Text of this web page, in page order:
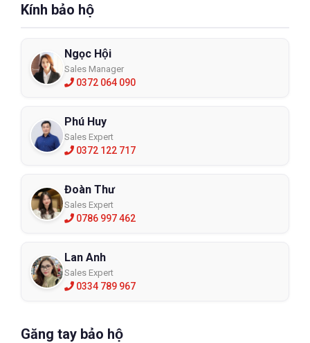
Kính bảo hộ
Ngọc Hội
Sales Manager
0372 064 090
Phú Huy
Sales Expert
0372 122 717
Đoàn Thư
Sales Expert
0786 997 462
Lan Anh
Sales Expert
0334 789 967
Găng tay bảo hộ